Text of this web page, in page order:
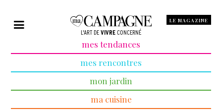
L'ART DE VIVRE CONCERNÉ
LE MAGAZINE
mes tendances
mes rencontres
mon jardin
ma cuisine